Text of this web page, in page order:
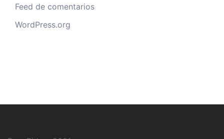
Feed de comentarios
WordPress.org